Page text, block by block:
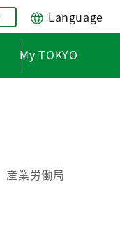
Language
My TOKYO
産業労働局